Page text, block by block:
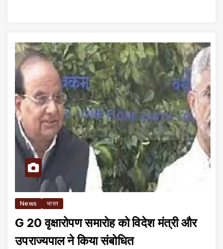
News भारत
G 20 वृक्षारोपण समारोह को विदेश मंत्री और
उपराज्यपाल ने किया संबोधित